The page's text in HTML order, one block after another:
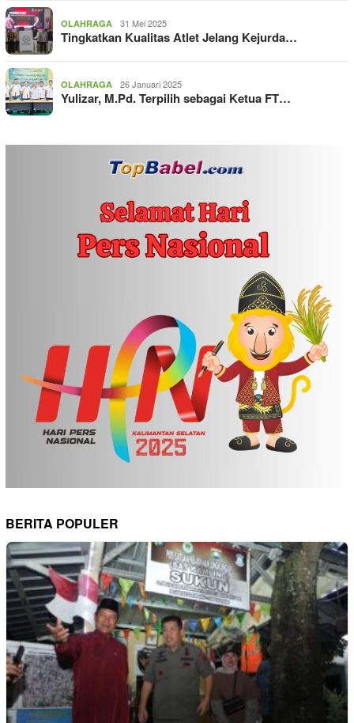
OLAHRAGA 31 Mei 2025
Tingkatkan Kualitas Atlet Jelang Kejurda…
OLAHRAGA 26 Januari 2025
Yulizar, M.Pd. Terpilih sebagai Ketua FT…
BERITA POPULER